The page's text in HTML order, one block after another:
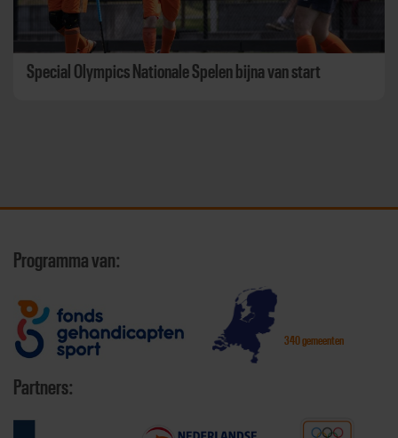
Special Olympics Nationale Spelen bijna van start
Programma van:
340 gemeenten
Partners: